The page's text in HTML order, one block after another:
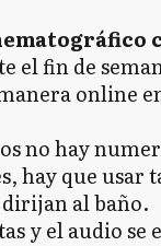
fin de
online
no hay
que usar
al baño.
y el audio se